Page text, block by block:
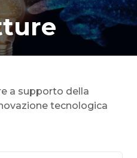
a supporto della
tecnologica